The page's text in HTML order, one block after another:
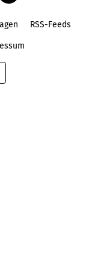
RSS-Feeds